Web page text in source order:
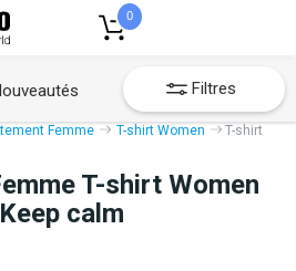
0
Filtres
Femme T-shirt Women
T-shirt
T-shirt Women
Keep calm